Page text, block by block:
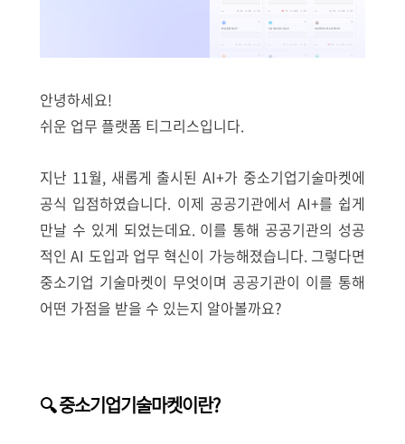
안녕하세요!
쉬운 업무 플랫폼 티그리스입니다.
지난 11월, 새롭게 출시된 AI+가 중소기업기술마켓에
공식 입점하였습니다. 이제 공공기관에서 AI+를 쉽게
만날 수 있게 되었는데요. 이를 통해 공공기관의 성공
적인 AI 도입과 업무 혁신이 가능해졌습니다. 그렇다면
중소기업 기술마켓이 무엇이며 공공기관이 이를 통해
어떤 가점을 받을 수 있는지 알아볼까요?
🔍 중소기업기술마켓이란?